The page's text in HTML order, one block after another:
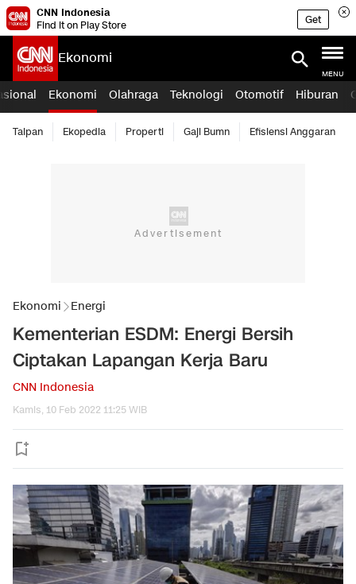
CNN Indonesia
Find it on Play Store
Get
Ekonomi
MENU
Ekonomi Olahraga Teknologi Otomotif Hiburan
Taipan Ekopedia Properti Gaji Bumn Efisiensi Anggaran
Ekonomi Energi
Kementerian ESDM: Energi Bersih
Ciptakan Lapangan Kerja Baru
CNN Indonesia
Kamis, 10 Feb 2022 11:25 WIB